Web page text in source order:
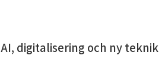
digitalisering och ny teknik